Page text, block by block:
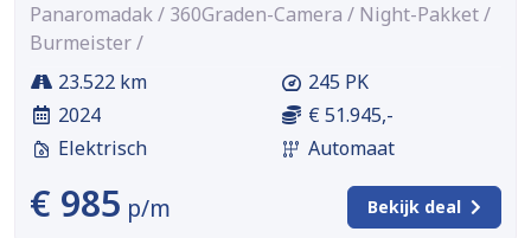
Panaromadak / 360Graden-Camera / Night-Pakket /
Burmeister /
23.522 km
2024
Elektrisch
245 PK
€ 51.945,-
Automaat
€ 985 p/m Bekijk deal